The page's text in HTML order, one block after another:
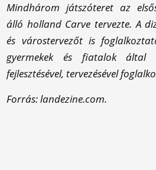
Mindhárom játszóteret az
álló holland Carve tervezte. A
és várostervezőt is
gyermekek és fiatalok által
fejlesztésével, tervezésével
Forrás: landezine.com.